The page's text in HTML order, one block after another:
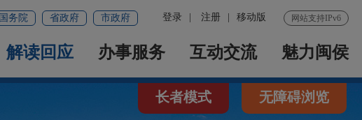
网站支持IPv6
登录 注册 移动版
国务院 省政府 市政府
解读回应 办事服务 互动交流 魅力闽侯
长者模式 无障碍浏览